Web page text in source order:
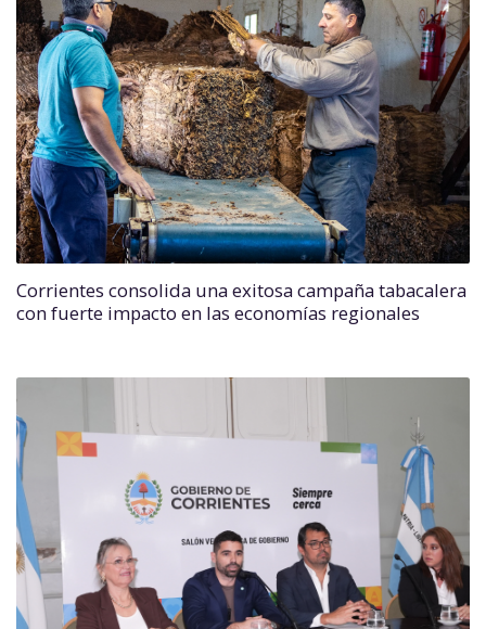
Corrientes consolida una exitosa campaña tabacalera
con fuerte impacto en las economías regionales